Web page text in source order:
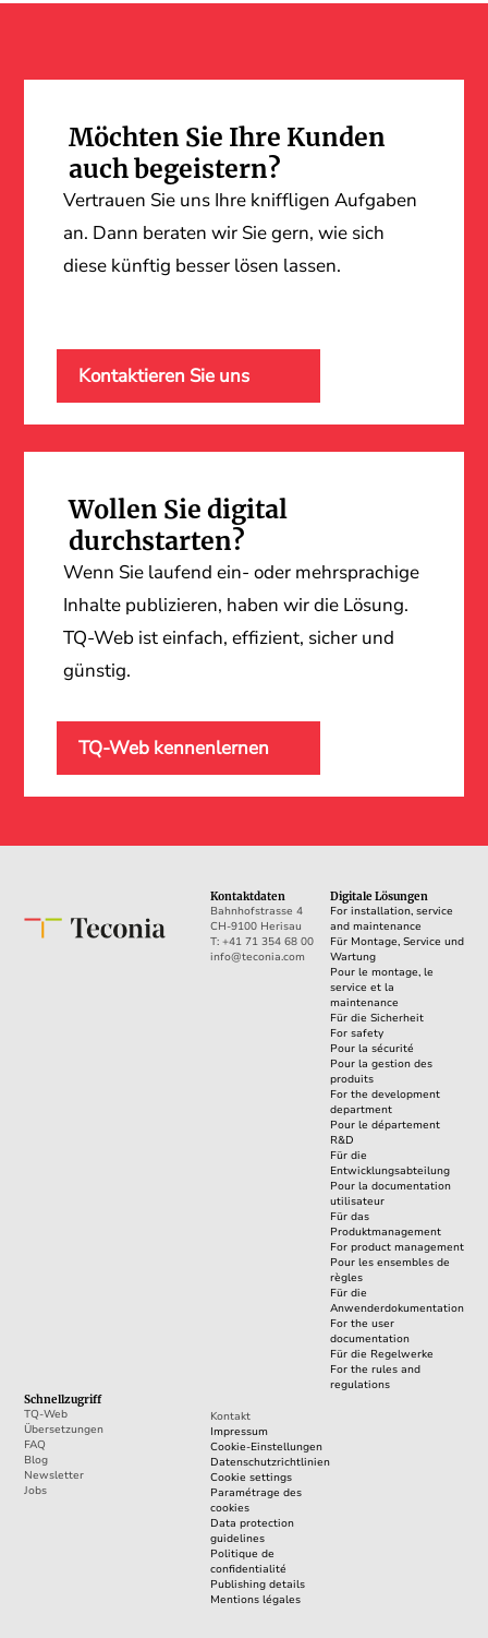
Möchten Sie Ihre Kunden
auch begeistern?
Vertrauen Sie uns Ihre kniffligen Aufgaben
an. Dann beraten wir Sie gern, wie sich
diese künftig besser lösen lassen.
Kontaktieren Sie uns
Wollen Sie digital
durchstarten?
Wenn Sie laufend ein- oder mehrsprachige
Inhalte publizieren, haben wir die Lösung.
TQ-Web ist einfach, effizient, sicher und
günstig.
TQ-Web kennenlernen
Kontaktdaten
Bahnhofstrasse 4
CH-9100 Herisau
T: +41 71 354 68 00
info@teconia.com
Digitale Lösungen
For installation, service
and maintenance
Für Montage, Service und
Wartung
Pour le montage, le
service et la
maintenance
Für die Sicherheit
For safety
Pour la sécurité
Pour la gestion des
produits
For the development
department
Pour le département
R&D
Für die
Entwicklungsabteilung
Pour la documentation
utilisateur
Für das
Produktmanagement
For product management
Pour les ensembles de
règles
Für die
Anwenderdokumentation
For the user
documentation
Für die Regelwerke
For the rules and
regulations
Schnellzugriff
TQ-Web
Übersetzungen
FAQ
Blog
Newsletter
Jobs
Kontakt
Impressum
Cookie-Einstellungen
Datenschutzrichtlinien
Cookie settings
Paramétrage des
cookies
Data protection
guidelines
Politique de
confidentialité
Publishing details
Mentions légales